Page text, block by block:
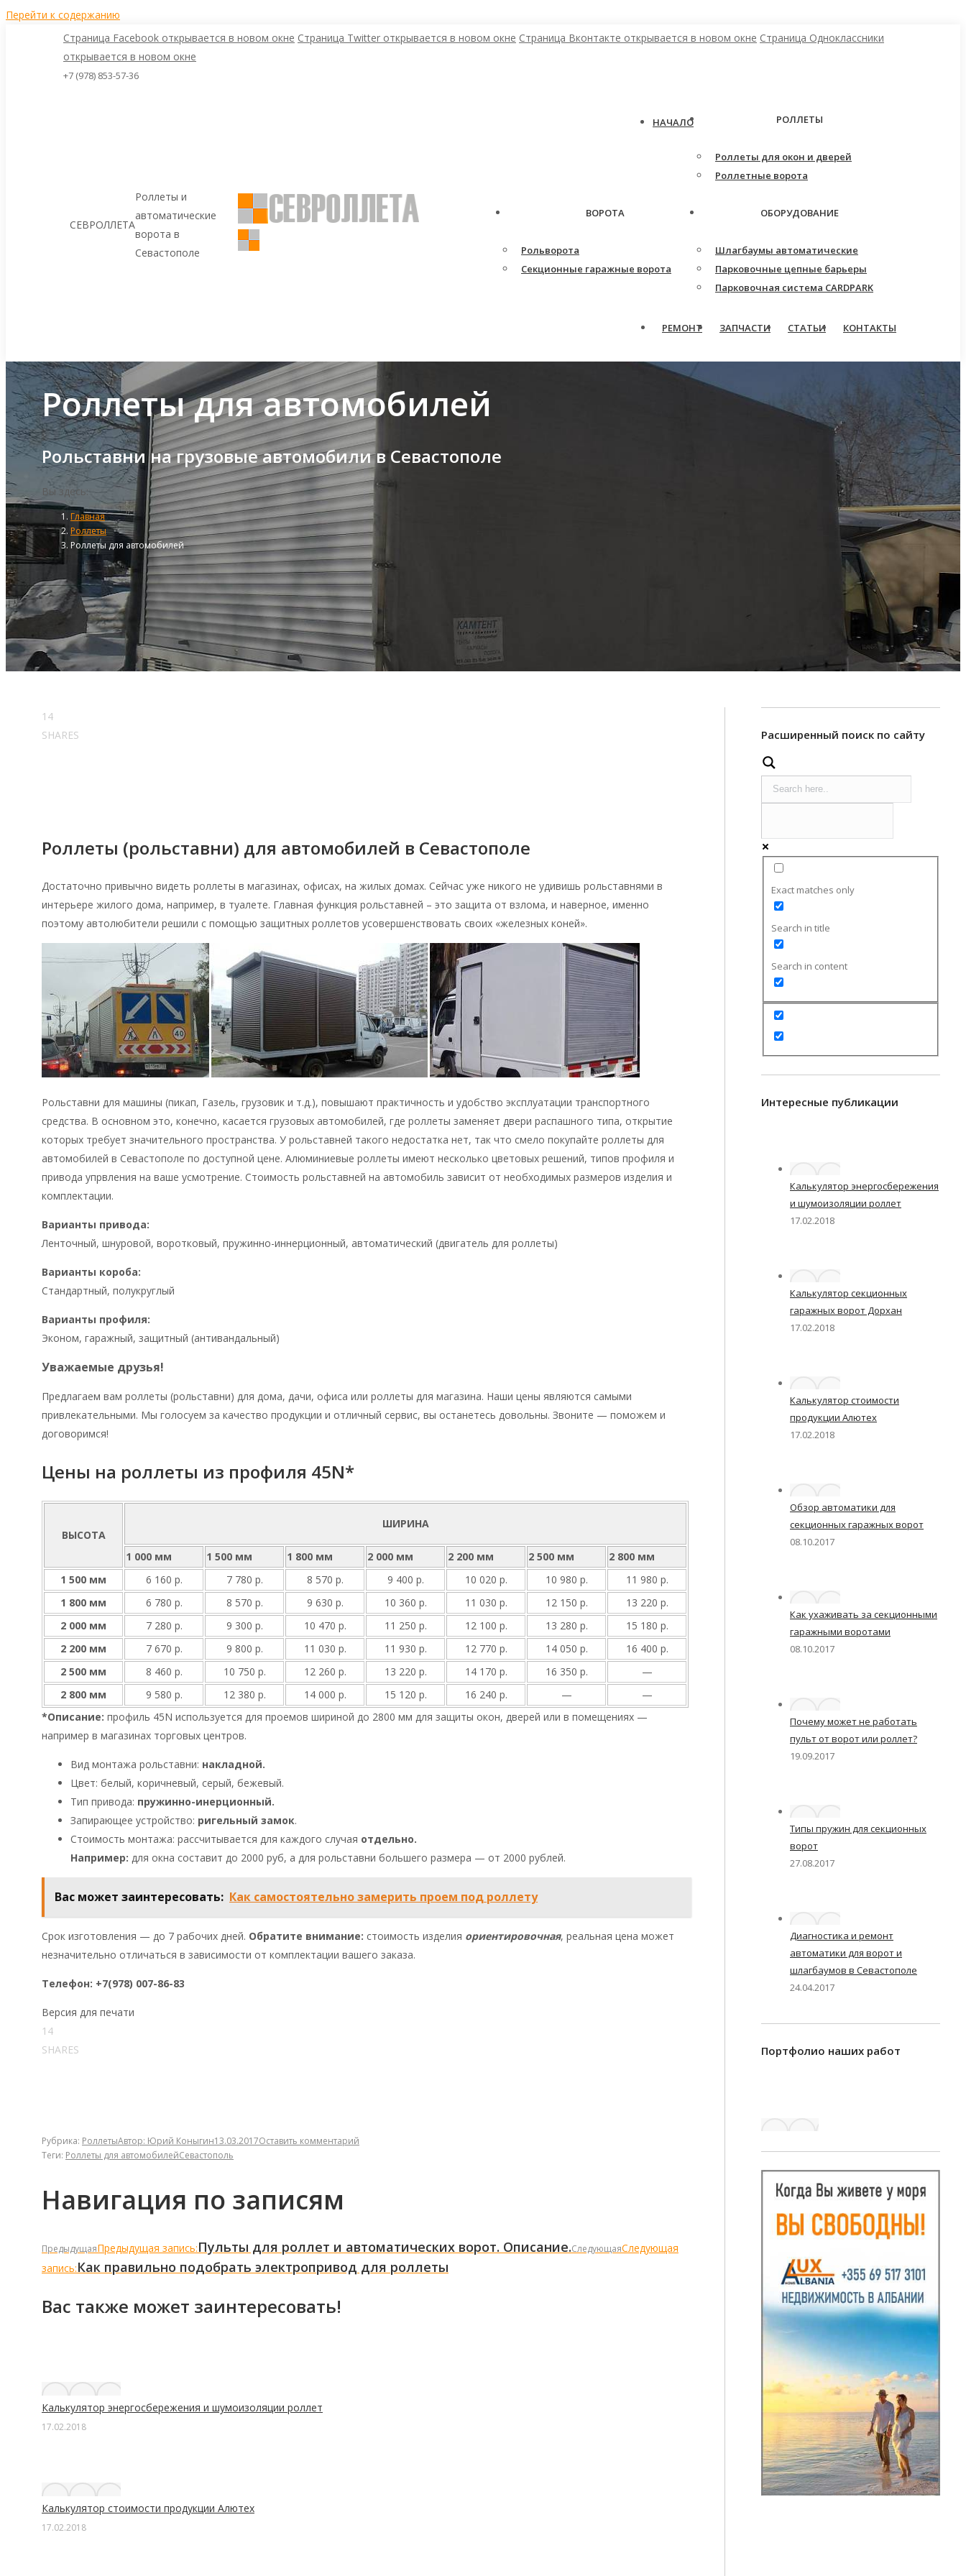
Перейти к содержанию
Страница Facebook открывается в новом окне Страница Twitter открывается в новом окне Страница Вконтакте открывается в новом окне Страница Одноклассники
открывается в новом окне
+7 (978) 853-57-36
СЕВРОЛЛЕТА
Роллеты и
автоматические
ворота в
Севастополе
НАЧАЛО РОЛЛЕТЫ
Роллеты для окон и дверей
Роллетные ворота
ВОРОТА
Рольворота
Секционные гаражные ворота
ОБОРУДОВАНИЕ
Шлагбаумы автоматические
Парковочные цепные барьеры
Парковочная система CARDPARK
РЕМОНТ ЗАПЧАСТИ СТАТЬИ КОНТАКТЫ
Роллеты для автомобилей
Рольставни на грузовые автомобили в Севастополе
Вы здесь:
Главная
Роллеты
Роллеты для автомобилей
14
SHARES
Роллеты (рольставни) для автомобилей в Севастополе
Достаточно привычно видеть роллеты в магазинах, офисах, на жилых домах. Сейчас уже никого не удивишь рольставнями в
интерьере жилого дома, например, в туалете. Главная функция рольставней – это защита от взлома, и наверное, именно
поэтому автолюбители решили с помощью защитных роллетов усовершенствовать своих «железных коней».
Рольставни для машины (пикап, Газель, грузовик и т.д.), повышают практичность и удобство эксплуатации транспортного
средства. В основном это, конечно, касается грузовых автомобилей, где роллеты заменяет двери распашного типа, открытие
которых требует значительного пространства. У рольставней такого недостатка нет, так что смело покупайте роллеты для
автомобилей в Севастополе по доступной цене. Алюминиевые роллеты имеют несколько цветовых решений, типов профиля и
привода упрвления на ваше усмотрение. Стоимость рольставней на автомобиль зависит от необходимых размеров изделия и
комплектации.
Варианты привода:
Ленточный, шнуровой, воротковый, пружинно-иннерционный, автоматический (двигатель для роллеты)
Варианты короба:
Стандартный, полукруглый
Варианты профиля:
Эконом, гаражный, защитный (антивандальный)
Уважаемые друзья!
Предлагаем вам роллеты (рольставни) для дома, дачи, офиса или роллеты для магазина. Наши цены являются самыми
привлекательными. Мы голосуем за качество продукции и отличный сервис, вы останетесь довольны. Звоните — поможем и
договоримся!
Цены на роллеты из профиля 45N*
ВЫСОТА
ШИРИНА
1 000 мм 1 500 мм 1 800 мм 2 000 мм 2 200 мм 2 500 мм
2 800 мм
1 500 мм
6 160 р. 7 780 р. 8 570 р. 9 400 р. 10 020 р. 10 980 р.
11 980 р.
1 800 мм
6 780 р. 8 570 р. 9 630 р. 10 360 р. 11 030 р. 12 150 р.
13 220 р.
2 000 мм
7 280 р. 9 300 р. 10 470 р. 11 250 р. 12 100 р. 13 280 р.
15 180 р.
2 200 мм
7 670 р. 9 800 р. 11 030 р. 11 930 р. 12 770 р. 14 050 р.
16 400 р.
2 500 мм
8 460 р. 10 750 р. 12 260 р. 13 220 р. 14 170 р. 16 350 р.
—
2 800 мм
9 580 р. 12 380 р. 14 000 р. 15 120 р. 16 240 р. —
—
*Описание: профиль 45N используется для проемов шириной до 2800 мм для защиты окон, дверей или в помещениях —
например в магазинах торговых центров.
Вид монтажа рольставни: накладной.
Цвет: белый, коричневый, серый, бежевый.
Тип привода: пружинно-инерционный.
Запирающее устройство: ригельный замок.
Стоимость монтажа: рассчитывается для каждого случая отдельно.
Например: для окна составит до 2000 руб, а для рольставни большего размера — от 2000 рублей.
Вас может заинтересовать: Как самостоятельно замерить проем под роллету
Срок изготовления — до 7 рабочих дней. Обратите внимание: стоимость изделия ориентировочная, реальная цена может
незначительно отличаться в зависимости от комплектации вашего заказа.
Телефон: +7(978) 007-86-83
Версия для печати
14
SHARES
Рубрика: РоллетыАвтор: Юрий Коныгин13.03.2017Оставить комментарий
Теги: Роллеты для автомобилейСевастополь
Навигация по записям
ПредыдущаяПредыдущая запись:Пульты для роллет и автоматических ворот. Описание.СледующаяСледующая
запись:Как правильно подобрать электропривод для роллеты
Вас также может заинтересовать!
Калькулятор энергосбережения и шумоизоляции роллет
17.02.2018
Калькулятор стоимости продукции Алютех
17.02.2018
Расширенный поиск по сайту
Exact matches only
Search in title
Search in content
Интересные публикации
Калькулятор энергосбережения
и шумоизоляции роллет
17.02.2018
Калькулятор секционных
гаражных ворот Дорхан
17.02.2018
Калькулятор стоимости
продукции Алютех
17.02.2018
Обзор автоматики для
секционных гаражных ворот
08.10.2017
Как ухаживать за секционными
гаражными воротами
08.10.2017
Почему может не работать
пульт от ворот или роллет?
19.09.2017
Типы пружин для секционных
ворот
27.08.2017
Диагностика и ремонт
автоматики для ворот и
шлагбаумов в Севастополе
24.04.2017
Портфолио наших работ